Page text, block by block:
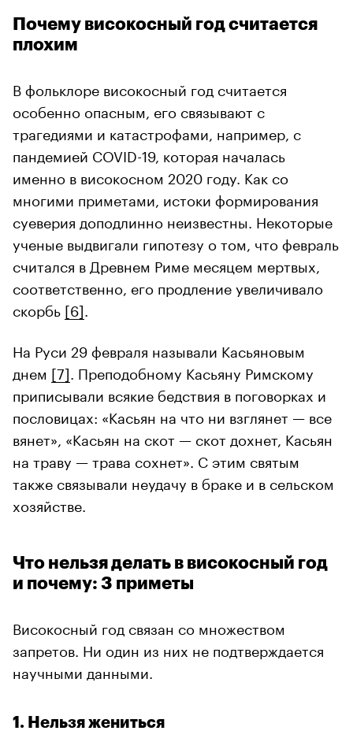
Почему високосный год считается
плохим
В фольклоре високосный год считается
особенно опасным, его связывают с
трагедиями и катастрофами, например, с
пандемией COVID-19, которая началась
именно в високосном 2020 году. Как со
многими приметами, истоки формирования
суеверия доподлинно неизвестны. Некоторые
ученые выдвигали гипотезу о том, что февраль
считался в Древнем Риме месяцем мертвых,
соответственно, его продление увеличивало
скорбь [6]
На Руси 29 февраля называли Касьяновым
днем [7] . Преподобному Касьяну Римскому
приписывали всякие бедствия в поговорках и
пословицах: «Касьян на что ни взглянет — все
вянет», «Касьян на скот — скот дохнет, Касьян
на траву — трава сохнет». С этим святым
также связывали неудачу в браке и в сельском
хозяйстве.
Что нельзя делать в високосный год
и почему: 3 приметы
Високосный год связан со множеством
запретов. Ни один из них не подтверждается
научными данными.
1. Нельзя жениться